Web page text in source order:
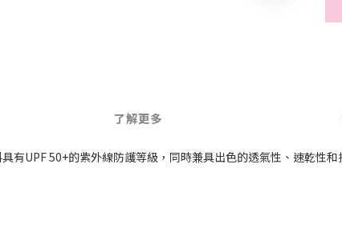
了解更多
有UPF 50+的紫外線防護等級，同時兼具出色的透氣性、速乾性